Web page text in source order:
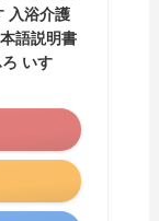
入浴介護
語説明書
いす